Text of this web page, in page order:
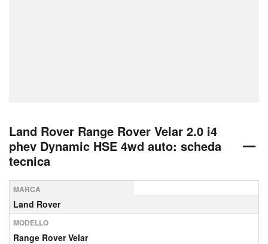
Land Rover Range Rover Velar 2.0 i4
phev Dynamic HSE 4wd auto: scheda
tecnica
MARCA
Land Rover
MODELLO
Range Rover Velar